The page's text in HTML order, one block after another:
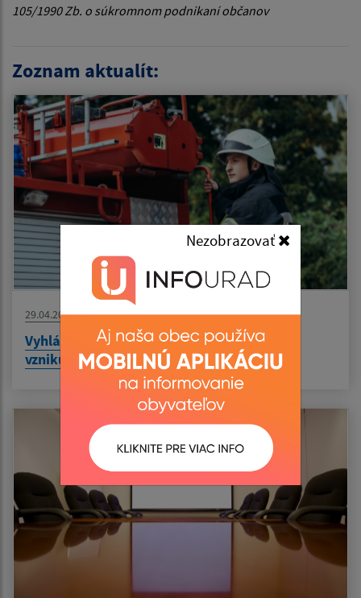
Nezobrazovať
105/1990 Zb. o súkromnom podnikaní občanov
Zoznam aktualít:
29.04.2026
Vyhlásenie času zvýšeného nebezpečenstva
vzniku požiaru